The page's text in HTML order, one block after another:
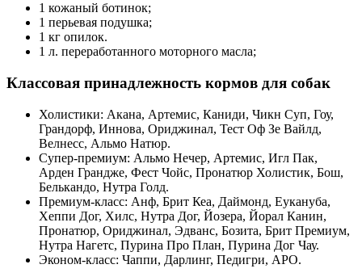
1 кожаный ботинок;
1 перьевая подушка;
1 кг опилок.
1 л. переработанного моторного масла;
Классовая принадлежность кормов для собак
Холистики: Акана, Артемис, Каниди, Чикн Суп, Гоу,
Грандорф, Иннова, Ориджинал, Тест Оф Зе Вайлд,
Велнесс, Альмо Натюр.
Супер-премиум: Альмо Нечер, Артемис, Игл Пак,
Арден Грандже, Фест Чойс, Пронатюр Холистик, Бош,
Белькандо, Нутра Голд.
Премиум-класс: Анф, Брит Кеа, Даймонд, Еукануба,
Хеппи Дог, Хилс, Нутра Дог, Йозера, Йорал Канин,
Пронатюр, Ориджинал, Эдванс, Бозита, Брит Премиум,
Нутра Нагетс, Пурина Про План, Пурина Дог Чау.
Эконом-класс: Чаппи, Дарлинг, Педигри, АРО.